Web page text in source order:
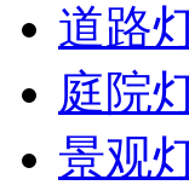
道路
庭院
景观